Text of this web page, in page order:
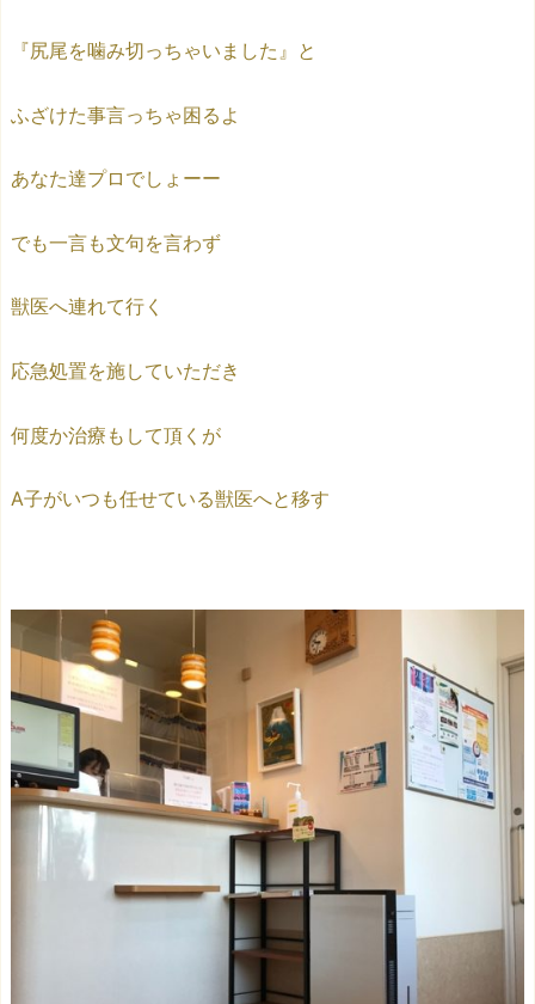
『尻尾を噛み切っちゃいました』と
ふざけた事言っちゃ困るよ
あなた達プロでしょーー
でも一言も文句を言わず
獣医へ連れて行く
応急処置を施していただき
何度か治療もして頂くが
A子がいつも任せている獣医へと移す